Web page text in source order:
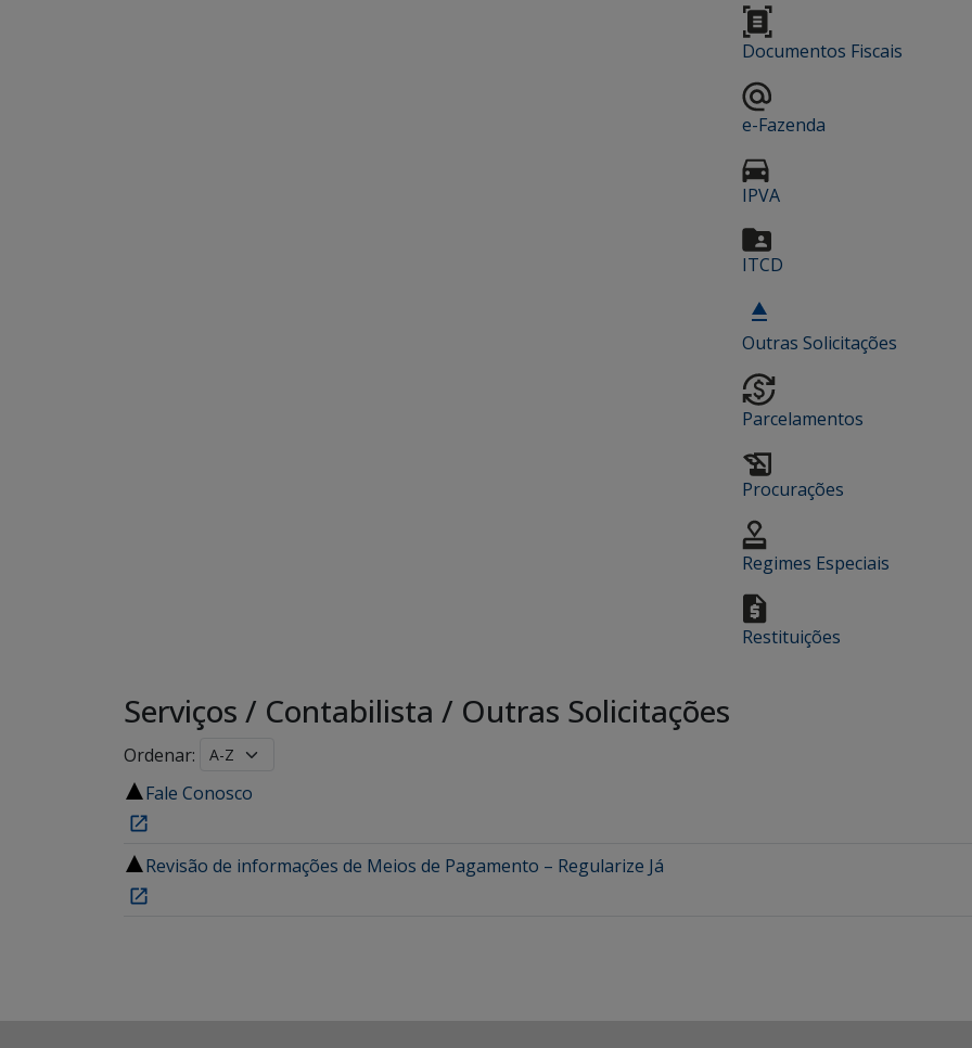
Documentos Fiscais
e-Fazenda
IPVA
ITCD
Outras Solicitações
Parcelamentos
Procurações
Regimes Especiais
Restituições
Serviços / Contabilista / Outras Solicitações
Ordenar:
Fale Conosco
Revisão de informações de Meios de Pagamento – Regularize Já